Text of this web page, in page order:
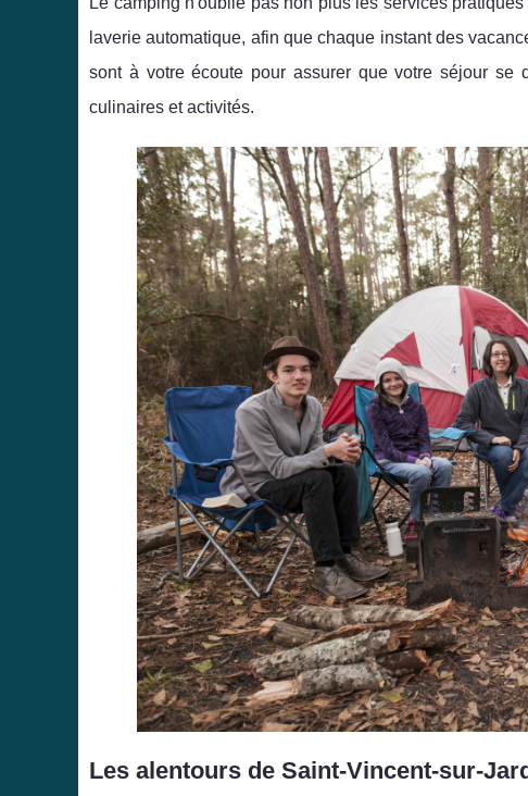
laverie automatique, afin que chaque instant des
sont à votre écoute pour assurer que votre séjour
culinaires et activités.
Les alentours de Saint-Vincent-sur-